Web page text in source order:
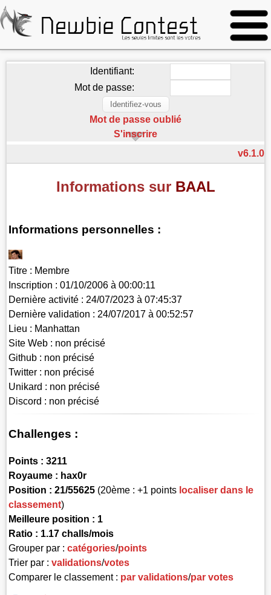
Identifiant:
Mot de passe:
Mot de passe oublié
S'inscrire
v6.1.0
Informations sur BAAL
Informations personnelles :
Titre : Membre
Inscription : 01/10/2006 à 00:00:11
Dernière activité : 24/07/2023 à 07:45:37
Dernière validation : 24/07/2017 à 00:52:57
Lieu : Manhattan
Site Web : non précisé
Github : non précisé
Twitter : non précisé
Unikard : non précisé
Discord : non précisé
Challenges :
Points : 3211
Royaume : hax0r
Position : 21/55625 (20ème : +1 points localiser dans le
classement)
Meilleure position : 1
Ratio : 1.17 challs/mois
Grouper par :catégories/points
Trier par :validations/votes
Comparer le classement : par validations/par votes